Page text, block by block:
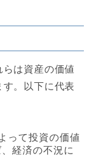
は資産の価値
。以下に代表
って投資の価値
経済の不況に